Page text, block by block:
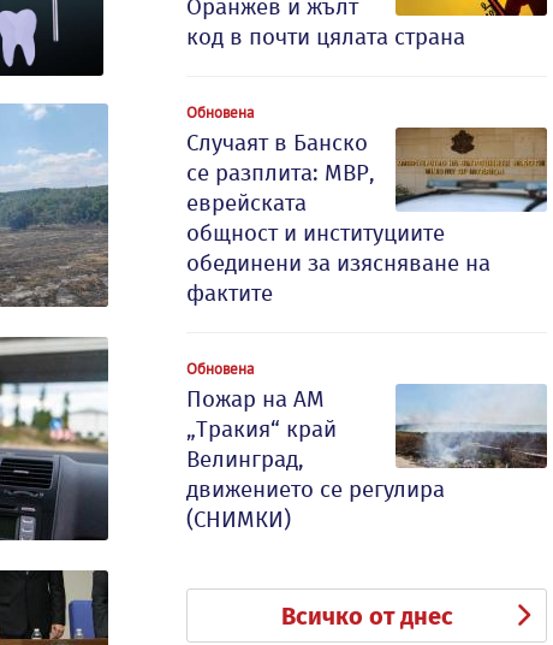
Оранжев и жълт
код в почти цялата страна
Обновена
Случаят в Банско
се разплита: МВР,
еврейската
общност и институциите
обединени за изясняване на
фактите
Обновена
Пожар на АМ
„Тракия“ край
Велинград,
движението се регулира
(СНИМКИ)
Всичко от днес